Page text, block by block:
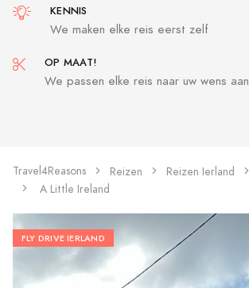
KENNIS
We maken elke reis eerst zelf
OP MAAT!
We passen elke reis naar uw wens aan
Travel4Reasons Reizen Reizen Ierland
A Little Ireland
FLY DRIVE IERLAND